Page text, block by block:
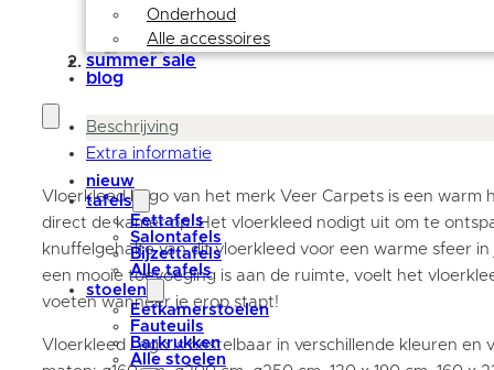
Onderhoud
Alle accessoires
summer sale
blog
nieuw
tafels
Eettafels
Salontafels
Bijzettafels
Alle tafels
stoelen
Eetkamerstoelen
Fauteuils
Barkrukken
Alle stoelen
Beschrijving
Extra informatie
Vloerkleed Lago van het merk Veer Carpets is een warm
direct de kamer op. Het vloerkleed nodigt uit om te
knuffelgehalte van dit vloerkleed voor een warme sfeer
een mooie toevoeging is aan de ruimte, voelt het
voeten wanneer je erop stapt!‌
Vloerkleed Lago is bestelbaar in verschillende kleuren en